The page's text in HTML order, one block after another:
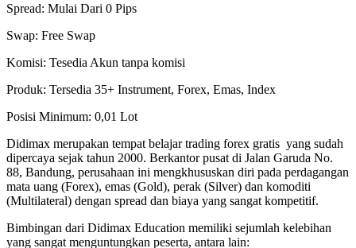
Spread: Mulai Dari 0 Pips
Swap: Free Swap
Komisi: Tesedia Akun tanpa komisi
Produk: Tersedia 35+ Instrument, Forex, Emas, Index
Posisi Minimum: 0,01 Lot
Didimax merupakan tempat belajar trading forex gratis yang sudah
dipercaya sejak tahun 2000. Berkantor pusat di Jalan Garuda No.
88, Bandung, perusahaan ini mengkhususkan diri pada perdagangan
mata uang (Forex), emas (Gold), perak (Silver) dan komoditi
(Multilateral) dengan spread dan biaya yang sangat kompetitif.
Bimbingan dari Didimax Education memiliki sejumlah kelebihan
yang sangat menguntungkan peserta, antara lain: